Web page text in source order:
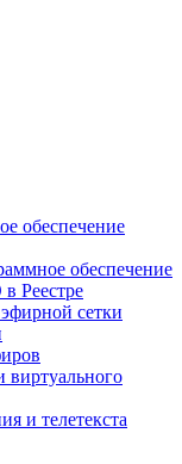
обеспечение
обеспечение
Реестре
сетки
виртуального
и телетекста